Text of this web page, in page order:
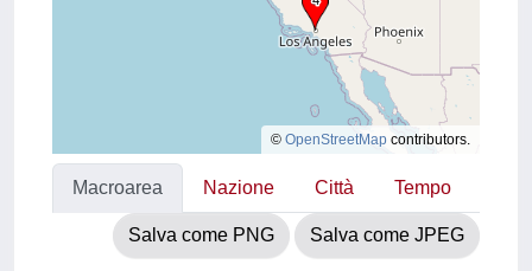
© OpenStreetMap contributors.
Macroarea Nazione Città Tempo
Salva come PNG Salva come JPEG